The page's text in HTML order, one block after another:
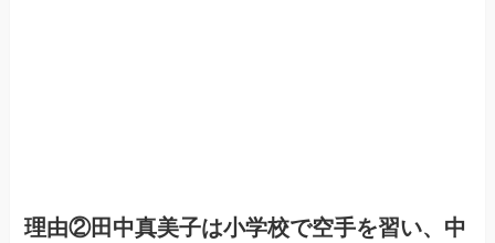
理由②田中真美子は小学校で空手を習い、中